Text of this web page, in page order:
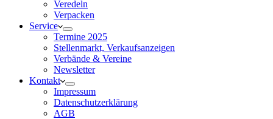
Veredeln
Verpacken
Service
Termine 2025
Stellenmarkt, Verkaufsanzeigen
Verbände & Vereine
Newsletter
Kontakt
Impressum
Datenschutzerklärung
AGB